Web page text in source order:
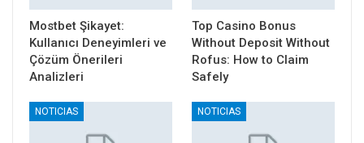
Mostbet Şikayet:
Kullanıcı Deneyimleri ve
Çözüm Önerileri
Analizleri
Top Casino Bonus
Without Deposit Without
Rofus: How to Claim
Safely
NOTICIAS NOTICIAS